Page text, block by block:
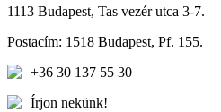
1113 Budapest, Tas vezér utca 3-7.
Postacím: 1518 Budapest, Pf. 155.
+36 30 137 55 30
Írjon nekünk!